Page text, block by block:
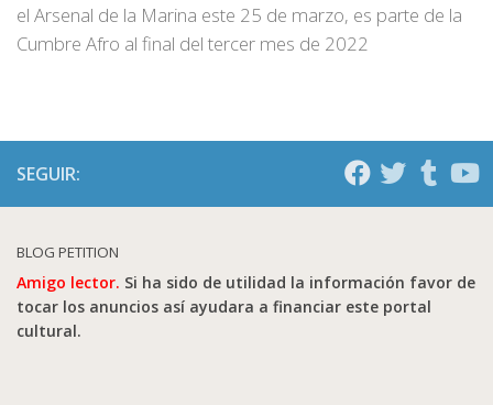
el Arsenal de la Marina este 25 de marzo, es parte de la
Cumbre Afro al final del tercer mes de 2022
SEGUIR:
BLOG PETITION
Amigo lector. Si ha sido de utilidad la información favor de
tocar los anuncios así ayudara a financiar este portal
cultural.